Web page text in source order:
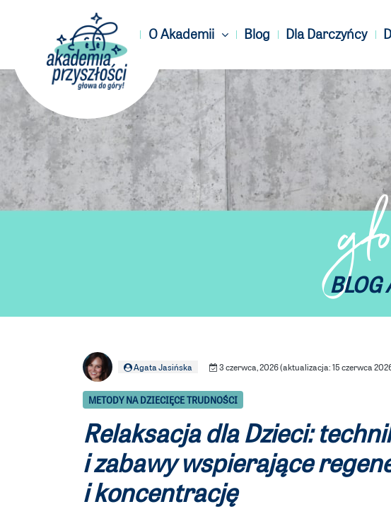
O Akademii Blog Dla Darczyńcy
BLOG
Agata Jasińska 3 czerwca, 2026 (aktualizacja: 15 czerwca
METODY NA DZIECIĘCE TRUDNOŚCI
Relaksacja dla Dzieci:
i zabawy wspierające
i koncentrację